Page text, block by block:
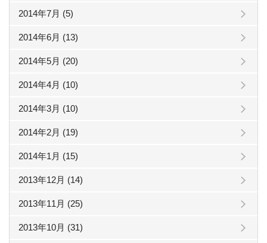
2014年7月 (5)
2014年6月 (13)
2014年5月 (20)
2014年4月 (10)
2014年3月 (10)
2014年2月 (19)
2014年1月 (15)
2013年12月 (14)
2013年11月 (25)
2013年10月 (31)